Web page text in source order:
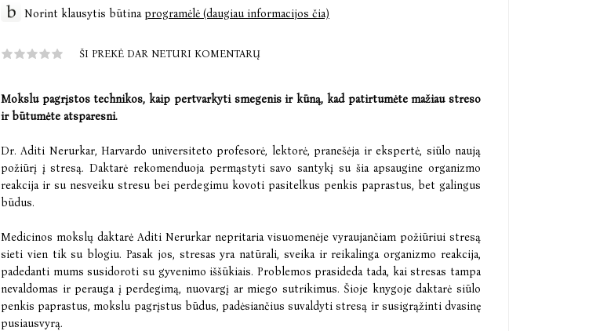
Norint klausytis būtinaprogramėlė (daugiau informacijos čia)
ŠI PREKĖ DAR NETURI KOMENTARŲ
Mokslu pagrįstos technikos, kaip pertvarkyti smegenis ir kūną, kad patirtumėte mažiau streso
ir būtumėte atsparesni.
Dr. Aditi Nerurkar, Harvardo universiteto profesorė, lektorė, pranešėja ir ekspertė, siūlo naują
požiūrį į stresą. Daktarė rekomenduoja permąstyti savo santykį su šia apsaugine organizmo
reakcija ir su nesveiku stresu bei perdegimu kovoti pasitelkus penkis paprastus, bet galingus
būdus.
Medicinos mokslų daktarė Aditi Nerurkar nepritaria visuomenėje vyraujančiam požiūriui stresą
sieti vien tik su blogiu. Pasak jos, stresas yra natūrali, sveika ir reikalinga organizmo reakcija,
padedanti mums susidoroti su gyvenimo iššūkiais. Problemos prasideda tada, kai stresas tampa
nevaldomas ir perauga į perdegimą, nuovargį ar miego sutrikimus. Šioje knygoje daktarė siūlo
penkis paprastus, mokslu pagrįstus būdus, padėsiančius suvaldyti stresą ir susigrąžinti dvasinę
pusiausvyrą.